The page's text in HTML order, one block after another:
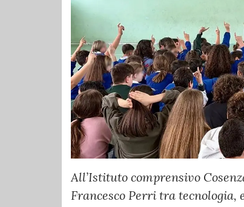
All’Istituto comprensivo
Francesco Perri tra